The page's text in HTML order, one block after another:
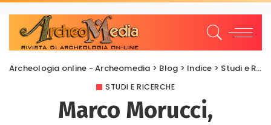
Archeologia online - Archeomedia > Blog > Indice > Studi e Ricerche
STUDI E RICERCHE
Marco Morucci,